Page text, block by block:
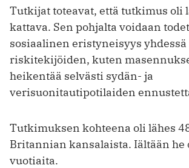
Tutkijat toteavat, että tutkimus oli
kattava. Sen pohjalta voidaan
sosiaalinen eristyneisyys
riskitekijöiden, kuten
heikentää selvästi sydän- ja
verisuonitautipotilaiden
Tutkimuksen kohteena oli lähes
Britannian kansalaista. Iältään he
vuotiaita.